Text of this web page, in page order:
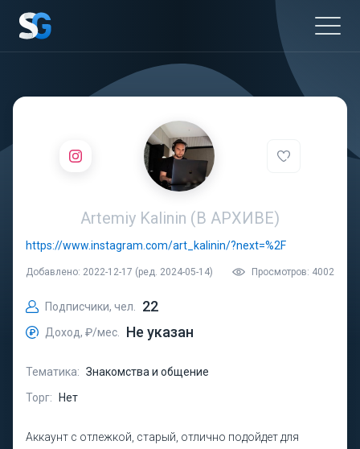
Artemiy Kalinin (В АРХИВЕ)
https://www.instagram.com/art_kalinin/?next=%2F
Добавлено: 2022-12-17 (ред. 2024-05-14) Просмотров: 4002
Подписчики, чел. 22
Доход, ₽/мес. Не указан
Тематика: Знакомства и общение
Торг:
Нет
Аккаунт с отлежкой, старый, отлично подойдет для